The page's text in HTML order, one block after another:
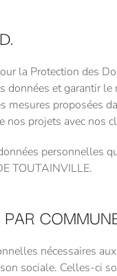
la Protection des
et garantir
proposées
nos projets avec nos
personnelles
TOUTAINVILLE.
nécessaires
sociale. Celles-ci